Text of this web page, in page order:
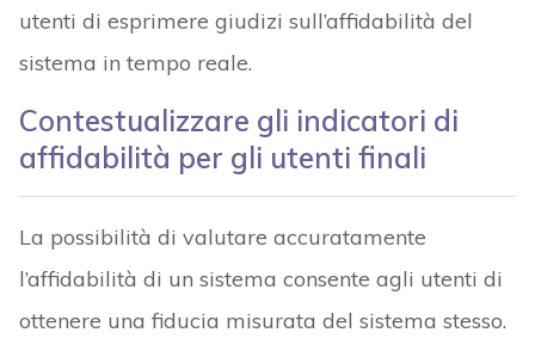
utenti di esprimere giudizi sull’affidabilità del
sistema in tempo reale.
Contestualizzare gli indicatori di
affidabilità per gli utenti finali
La possibilità di valutare accuratamente
l’affidabilità di un sistema consente agli utenti di
ottenere una fiducia misurata del sistema stesso.